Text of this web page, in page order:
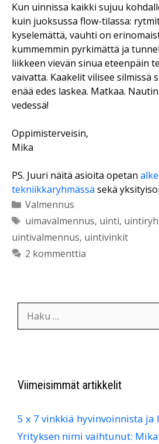
Kun uinnissa kaikki sujuu
kuin juoksussa flow-tilassa:
kyselemättä, vauhti on
kummemmin pyrkimättä ja
liikkeen vievän sinua eteenpäin
vaivatta. Kaakelit vilisee silmissä
enää edes laskea. Matkaa.
vedessä!
Oppimisterveisin,
Mika
PS. Juuri näitä asioita opetan
tekniikkaryhmässä sekä
Kategoriat
Valmennus
Avainsanat
uimavalmennus, uinti,
uintivalmennus, uintivinkit
2 kommenttia
Haku:
Viimeisimmät artikkelit
5 x 7 vinkkiä hyvinvoinnista ja
Yrityksen nimi vaihtunut: